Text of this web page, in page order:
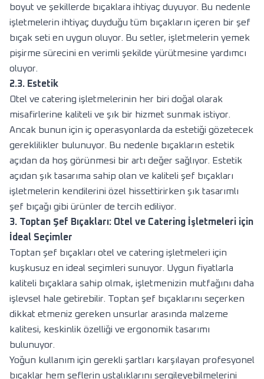
boyut ve şekillerde bıçaklara ihtiyaç duyuyor. Bu nedenle
işletmelerin ihtiyaç duyduğu tüm bıçakların içeren bir şef
bıçak seti en uygun oluyor. Bu setler, işletmelerin yemek
pişirme sürecini en verimli şekilde yürütmesine yardımcı
oluyor.
2.3. Estetik
Otel ve catering işletmelerinin her biri doğal olarak
misafirlerine kaliteli ve şık bir hizmet sunmak istiyor.
Ancak bunun için iç operasyonlarda da estetiği gözetecek
gereklilikler bulunuyor. Bu nedenle bıçakların estetik
açıdan da hoş görünmesi bir artı değer sağlıyor. Estetik
açıdan şık tasarıma sahip olan ve kaliteli şef bıçakları
işletmelerin kendilerini özel hissettirirken şık tasarımlı
şef bıçağı gibi ürünler de tercih ediliyor.
3. Toptan Şef Bıçakları: Otel ve Catering İşletmeleri için
İdeal Seçimler
Toptan şef bıçakları otel ve catering işletmeleri için
kuşkusuz en ideal seçimleri sunuyor. Uygun fiyatlarla
kaliteli bıçaklara sahip olmak, işletmenizin mutfağını daha
işlevsel hale getirebilir. Toptan şef bıçaklarını seçerken
dikkat etmeniz gereken unsurlar arasında malzeme
kalitesi, keskinlik özelliği ve ergonomik tasarımı
bulunuyor.
Yoğun kullanım için gerekli şartları karşılayan profesyonel
bıçaklar hem şeflerin ustalıklarını sergileyebilmelerini